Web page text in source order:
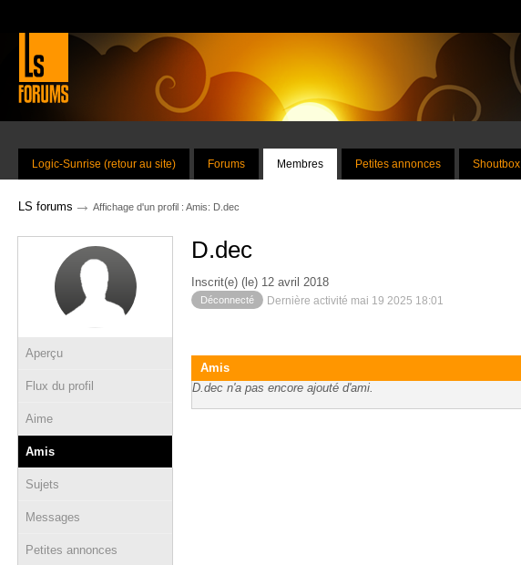
Logic-Sunrise (retour au site) Forums Membres Petites annonces Shoutbox
LS forums → Affichage d'un profil : Amis: D.dec
Aperçu
Flux du profil
Aime
Amis
Sujets
Messages
Petites annonces
D.dec
Inscrit(e) (le) 12 avril 2018
Déconnecté Dernière activité mai 19 2025 18:01
Amis
D.dec n'a pas encore ajouté d'ami.